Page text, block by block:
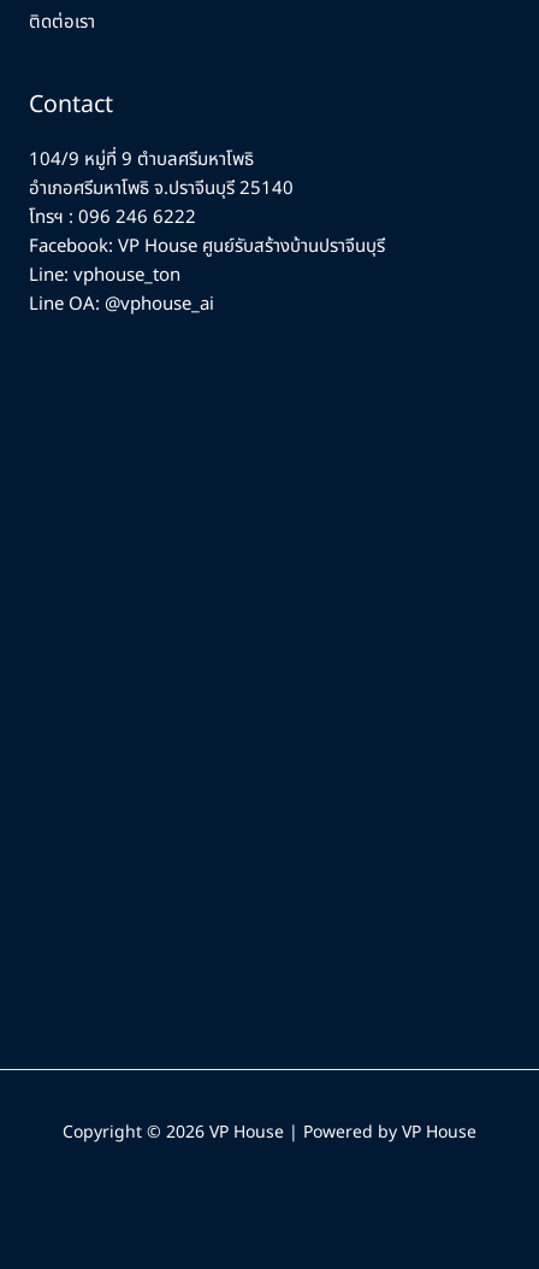
ติดต่อเรา
Contact
104/9 หมู่ที่ 9 ตำบลศรีมหาโพธิ
อำเภอศรีมหาโพธิ จ.ปราจีนบุรี 25140
โทรฯ : 096 246 6222
Facebook: VP House ศูนย์รับสร้างบ้านปราจีนบุรี
Line: vphouse_ton
Line OA: @vphouse_ai
Copyright © 2026 VP House | Powered by VP House